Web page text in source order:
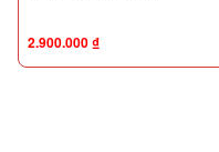
2.900.000₫